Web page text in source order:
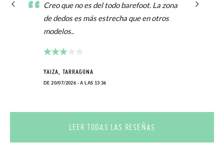
Creo que no es del todo barefoot. La zona
de dedos es más estrecha que en otros
modelos..
YAIZA, TARRAGONA
DE 20/07/2026 - A LAS 13:36
LEER TODAS LAS RESEÑAS